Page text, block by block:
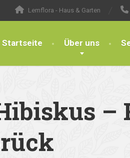
Lemflora - Haus & Garten
Startseite Über uns
–